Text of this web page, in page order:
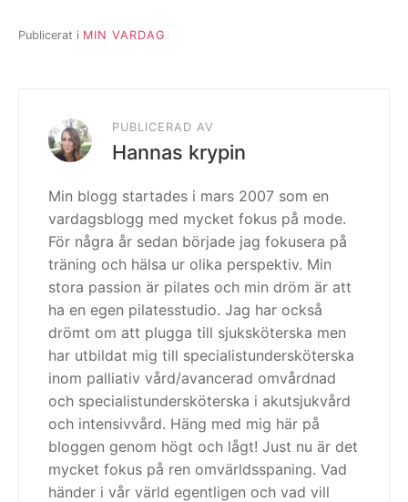
Publicerat i MIN VARDAG
PUBLICERAD AV
Hannas krypin
Min blogg startades i mars 2007 som en
vardagsblogg med mycket fokus på mode.
För några år sedan började jag fokusera på
träning och hälsa ur olika perspektiv. Min
stora passion är pilates och min dröm är att
ha en egen pilatesstudio. Jag har också
drömt om att plugga till sjuksköterska men
har utbildat mig till specialistundersköterska
inom palliativ vård/avancerad omvårdnad
och specialistundersköterska i akutsjukvård
och intensivvård. Häng med mig här på
bloggen genom högt och lågt! Just nu är det
mycket fokus på ren omvärldsspaning. Vad
händer i vår värld egentligen och vad vill